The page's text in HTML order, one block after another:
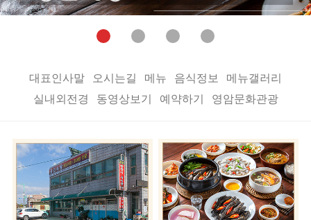
대표인사말 오시는길 메뉴 음식정보
메뉴갤러리
실내외전경
동영상보기 예약하기 영암문화관광